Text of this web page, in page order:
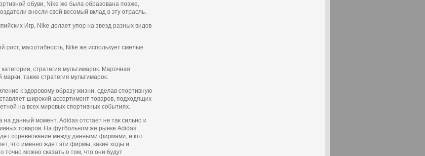
обуви, Nike же была образована позже,
внесли свой весомый вклад в эту отрасль.
Игр, Nike делает упор на звезд разных видов
рост, масштабность, Nike же использует смелые
стратегия мультимарок. Марочная
также стратегия мультимарок.
к здоровому образу жизни, сделав спортивную
широкий ассортимент товаров, подходящих
на всех мировых спортивных событиях.
данный момент, Adidas отстает не так сильно и
товаров. На футбольном же рынке Adidas
соревнование между данными фирмами, и кто
что именно ждет эти фирмы, какие ходы и
можно сказать о том, что они будут